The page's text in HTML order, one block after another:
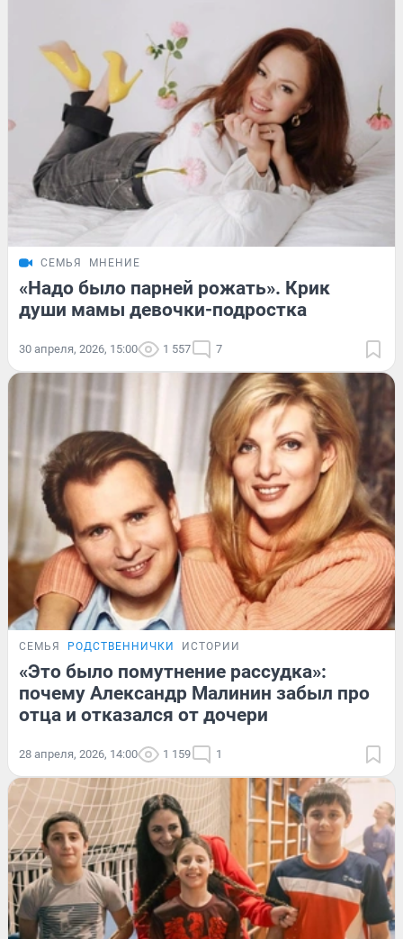
СЕМЬЯ МНЕНИЕ
«Надо было парней рожать». Крик
души мамы девочки-подростка
30 апреля, 2026, 15:00 1 557 7
СЕМЬЯ РОДСТВЕННИЧКИ ИСТОРИИ
«Это было помутнение рассудка»:
почему Александр Малинин забыл про
отца и отказался от дочери
28 апреля, 2026, 14:00 1 159 1